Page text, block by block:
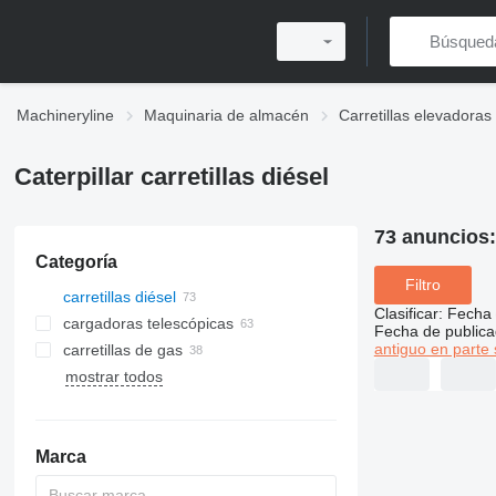
Machineryline Maquinaria de almacén Carretillas elevadoras
Caterpillar carretillas diésel
Categoría
carretillas diésel
cargadoras telescópicas
carretillas de gas
mostrar todos
Marca
73 anuncios:
Filtro
Clasificar: Fecha
Fecha de
antiguo en parte